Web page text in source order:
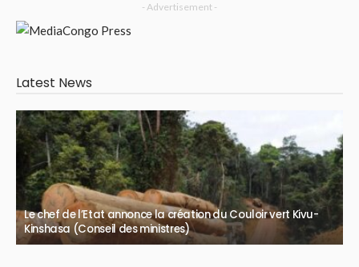
- Advertisement -
Latest News
Le chef de l’Etat annonce la création du Couloir vert Kivu-
Kinshasa (Conseil des ministres)